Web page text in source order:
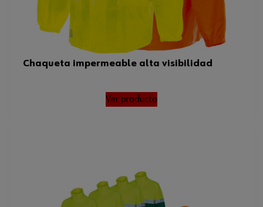
Chaqueta impermeable alta visibilidad
Ver producto